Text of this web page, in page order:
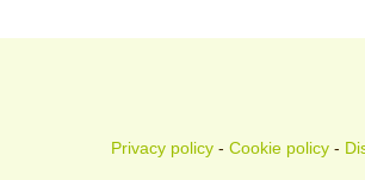
Privacy policy- Cookie policy-